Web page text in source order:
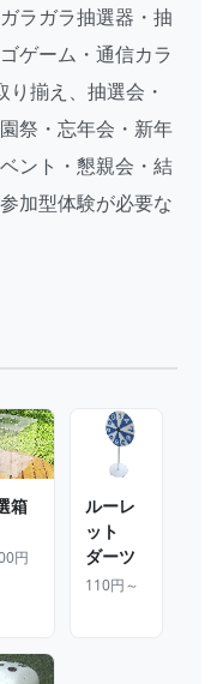
ラガラ抽選器・抽
ゲーム・通信カラ
揃え、抽選会・
祭・忘年会・新年
ント・懇親会・結
加型体験が必要な
箱
円
ルーレ
ット
ダーツ
110円～